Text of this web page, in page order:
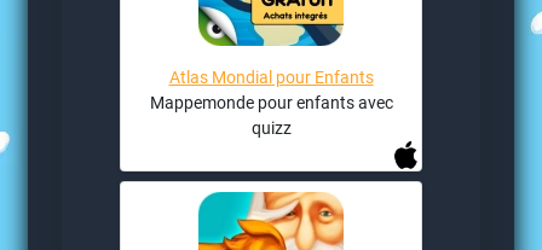
Atlas Mondial pour Enfants
Mappemonde pour enfants avec
quizz